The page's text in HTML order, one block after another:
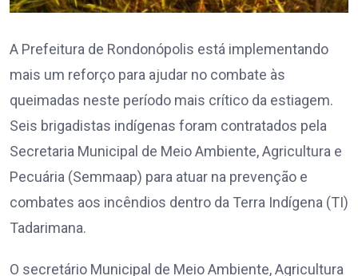
A Prefeitura de Rondonópolis está implementando
mais um reforço para ajudar no combate às
queimadas neste período mais crítico da estiagem.
Seis brigadistas indígenas foram contratados pela
Secretaria Municipal de Meio Ambiente, Agricultura e
Pecuária (Semmaap) para atuar na prevenção e
combates aos incêndios dentro da Terra Indígena (TI)
Tadarimana.
O secretário Municipal de Meio Ambiente, Agricultura